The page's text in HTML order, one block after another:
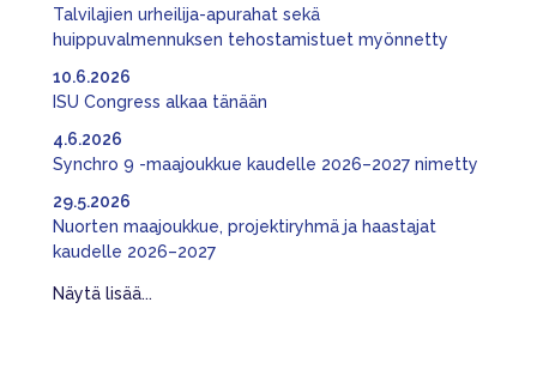
Talvilajien urheilija-apurahat sekä
huippuvalmennuksen tehostamistuet myönnetty
ISU Congress alkaa tänään
10.6.2026
Synchro 9 -maajoukkue kaudelle 2026–2027 nimetty
4.6.2026
Nuorten maajoukkue, projektiryhmä ja haastajat
kaudelle 2026–2027
29.5.2026
Näytä lisää...